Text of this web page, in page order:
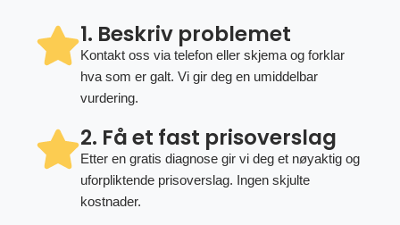
1. Beskriv problemet
Kontakt oss via telefon eller skjema og forklar
hva som er galt. Vi gir deg en umiddelbar
vurdering.
2. Få et fast prisoverslag
Etter en gratis diagnose gir vi deg et nøyaktig og
uforpliktende prisoverslag. Ingen skjulte
kostnader.